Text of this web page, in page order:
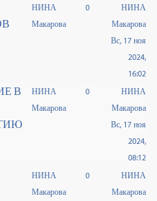
НИНА
Макарова
0
НИНА
Макарова
Вс, 17 ноя
2024,
16:02
В
НИНА
Макарова
0
НИНА
Макарова
Вс, 17 ноя
2024,
08:12
НИНА
Макарова
0
НИНА
Макарова